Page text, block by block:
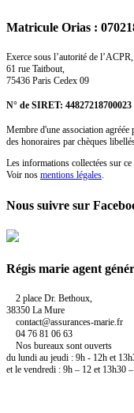
Matricule Orias :
Exerce sous l’autorité de l’ACPR,
61 rue Taitbout,
75436 Paris Cedex 09
N° de SIRET: 44827218700023
Membre d'une association agréée
des honoraires par chèques
Les informations collectées sur
Voir nos mentions légales.
Nous suivre sur
Régis marie agent
2 place Dr. Bethoux,
38350 La Mure
contact@assurances-marie.fr
04 76 81 06 63
Nos bureaux sont ouverts
du lundi au jeudi : 9h - 12h et
et le vendredi : 9h – 12 et 13h30